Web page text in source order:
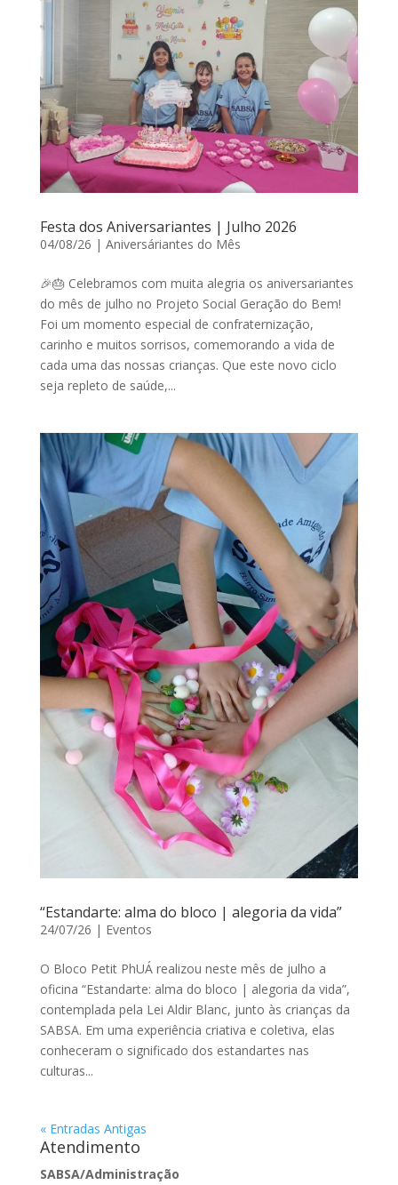
Festa dos Aniversariantes | Julho 2026
04/08/26 | Aniversáriantes do Mês
🎉🎂 Celebramos com muita alegria os aniversariantes
do mês de julho no Projeto Social Geração do Bem!
Foi um momento especial de confraternização,
carinho e muitos sorrisos, comemorando a vida de
cada uma das nossas crianças. Que este novo ciclo
seja repleto de saúde,...
“Estandarte: alma do bloco | alegoria da vida”
24/07/26 | Eventos
O Bloco Petit PhUÁ realizou neste mês de julho a
oficina “Estandarte: alma do bloco | alegoria da vida”,
contemplada pela Lei Aldir Blanc, junto às crianças da
SABSA. Em uma experiência criativa e coletiva, elas
conheceram o significado dos estandartes nas
culturas...
« Entradas Antigas
Atendimento
SABSA/Administração